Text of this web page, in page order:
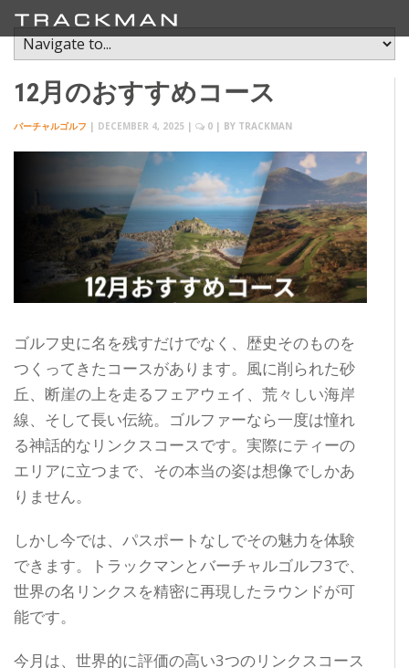
12月のおすすめコース
バーチャルゴルフ | DECEMBER 4, 2025 | 0 | BY TRACKMAN
ゴルフ史に名を残すだけでなく、歴史そのものを
つくってきたコースがあります。風に削られた砂
丘、断崖の上を走るフェアウェイ、荒々しい海岸
線、そして長い伝統。ゴルファーなら一度は憧れ
る神話的なリンクスコースです。実際にティーの
エリアに立つまで、その本当の姿は想像でしかあ
りません。
しかし今では、パスポートなしでその魅力を体験
できます。トラックマンとバーチャルゴルフ3で、
世界の名リンクスを精密に再現したラウンドが可
能です。
今月は、世界的に評価の高い3つのリンクスコース